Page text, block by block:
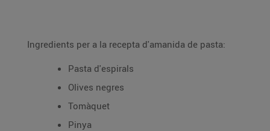
Ingredients per a la recepta d'amanida de pasta:
Pasta d'espirals
Olives negres
Tomàquet
Pinya